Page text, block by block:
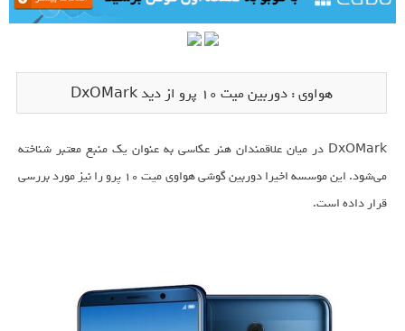
هواوی : دوربین میت ۱۰ پرو از دید DxOMark
DxOMark در میان علاقمندان هنر عکاسی به عنوان یک منبع معتبر شناخته
می‌شود. این موسسه اخیرا دوربین گوشی هواوی میت ۱۰ پرو را نیز مورد بررسی
قرار داده است.